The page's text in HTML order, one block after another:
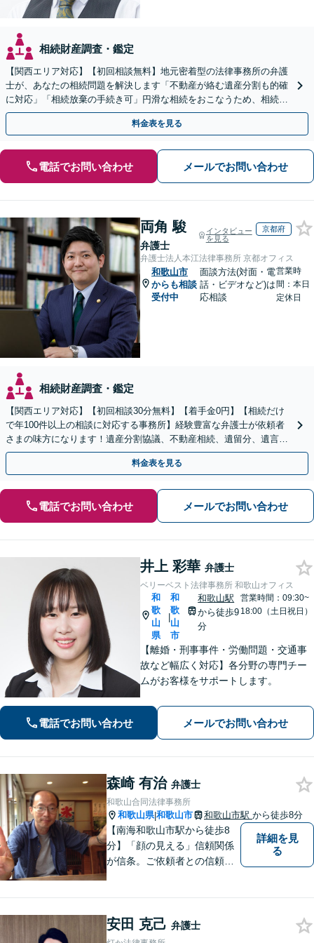
相続財産調査・鑑定
【関西エリア対応】【初回相談無料】地元密着型の法律事務所の弁護
士が、あなたの相続問題を解決します「不動産が絡む遺産分割も的確
に対応」「相続放棄の手続き可」円滑な相続をおこなうため、相続問
題は自分の代で解決しましょう【完全個室制】
料金表を見る
電話でお問い合わせ メールでお問い合わせ
両角 駿
弁護士
インタビュー
を見る
京都府
弁護士法人本江法律事務所 京都オフィス
和歌山市
からも相談
受付中
面談方法(対面・電
話・ビデオなど)は
応相談
営業時
間：本日
定休日
相続財産調査・鑑定
【関西エリア対応】【初回相談30分無料】【着手金0円】【相続だけ
で年100件以上の相談に対応する事務所】経験豊富な弁護士が依頼者
さまの味方になります！遺産分割協議、不動産相続、遺留分、遺言書
の作成など【烏丸御池駅7分】
料金表を見る
電話でお問い合わせ メールでお問い合わせ
井上 彩華 弁護士
ベリーベスト法律事務所 和歌山オフィス
和
歌
山
県
|
和
歌
山
市
和歌山駅
から徒歩9
分
営業時間：09:30~
18:00（土日祝日）
【離婚・刑事事件・労働問題・交通事
故など幅広く対応】各分野の専門チー
ムがお客様をサポートします。
電話でお問い合わせ メールでお問い合わせ
森崎 有治 弁護士
和歌山合同法律事務所
和歌山県|和歌山市 和歌山市駅 から徒歩8分
【南海和歌山市駅から徒歩8
分】「顔の見える」信頼関係
が信条。ご依頼者との信頼関
な解決策を提案させていただ
きます。
詳細を見
る
安田 克己 弁護士